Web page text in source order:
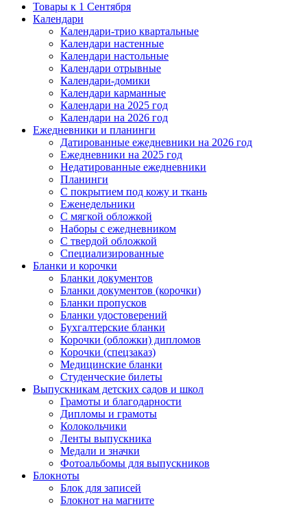
Товары к 1 Сентября
Календари
Календари-трио квартальные
Календари настенные
Календари настольные
Календари отрывные
Календари-домики
Календари карманные
Календари на 2025 год
Календари на 2026 год
Ежедневники и планинги
Датированные ежедневники на 2026 год
Ежедневники на 2025 год
Недатированные ежедневники
Планинги
С покрытием под кожу и ткань
Еженедельники
С мягкой обложкой
Наборы с ежедневником
С твердой обложкой
Специализированные
Бланки и корочки
Бланки документов
Бланки документов (корочки)
Бланки пропусков
Бланки удостоверений
Бухгалтерские бланки
Корочки (обложки) дипломов
Корочки (спецзаказ)
Медицинские бланки
Студенческие билеты
Выпускникам детских садов и школ
Грамоты и благодарности
Дипломы и грамоты
Колокольчики
Ленты выпускника
Медали и значки
Фотоальбомы для выпускников
Блокноты
Блок для записей
Блокнот на магните